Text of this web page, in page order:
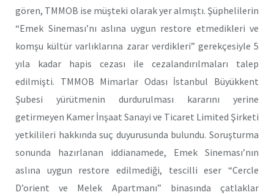
gören, TMMOB ise müşteki olarak yer almıştı. Şüphelilerin
“Emek Sineması’nı aslına uygun restore etmedikleri ve
komşu kültür varlıklarına zarar verdikleri” gerekçesiyle 5
yıla kadar hapis cezası ile cezalandırılmaları talep
edilmişti. TMMOB Mimarlar Odası İstanbul Büyükkent
Şubesi yürütmenin durdurulması kararını yerine
getirmeyen Kamer İnşaat Sanayi ve Ticaret Limited Şirketi
yetkilileri hakkında suç duyurusunda bulundu. Soruşturma
sonunda hazırlanan iddianamede, Emek Sineması’nın
aslına uygun restore edilmediği, tescilli eser “Cercle
D’orient ve Melek Apartmanı” binasında çatlaklar